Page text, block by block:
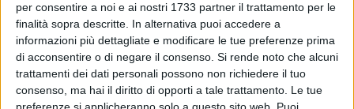
per consentire a noi e ai nostri 1733 partner il trattamento per le
finalità sopra descritte. In alternativa puoi accedere a
informazioni più dettagliate e modificare le tue preferenze prima
di acconsentire o di negare il consenso. Si rende noto che alcuni
trattamenti dei dati personali possono non richiedere il tuo
consenso, ma hai il diritto di opporti a tale trattamento. Le tue
Fumo e fiamme hanno avvolto un appartamento alla
periferia di Barletta
nella mattinata di venerdì. Una donna è
riuscita a mettersi in salvo durante un rogo in una palazzina,
nei pressi di via Paolo Ricci.